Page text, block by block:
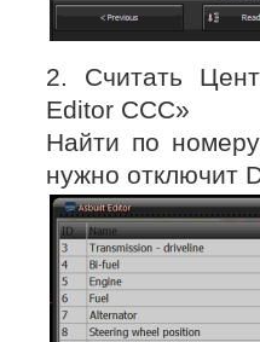
2. Считать
Editor CCC»
Найти по
нужно отключит